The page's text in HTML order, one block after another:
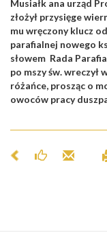
Musiałk ana urząd
złożył przysięge
mu wręczony klucz
parafialnej nowego
słowem Rada
po mszy św.
różańce, prosząc o
owoców pracy